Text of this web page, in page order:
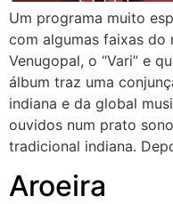
Um programa muito
com algumas faixas do
Venugopal, o “Vari” e
álbum traz uma
indiana e da global
ouvidos num prato
tradicional indiana.
Aroeira